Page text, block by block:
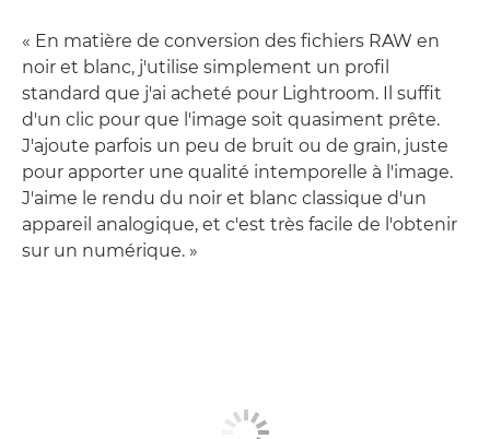
« En matière de conversion des fichiers RAW en
noir et blanc, j'utilise simplement un profil
standard que j'ai acheté pour Lightroom. Il suffit
d'un clic pour que l'image soit quasiment prête.
J'ajoute parfois un peu de bruit ou de grain, juste
pour apporter une qualité intemporelle à l'image.
J'aime le rendu du noir et blanc classique d'un
appareil analogique, et c'est très facile de l'obtenir
sur un numérique. »